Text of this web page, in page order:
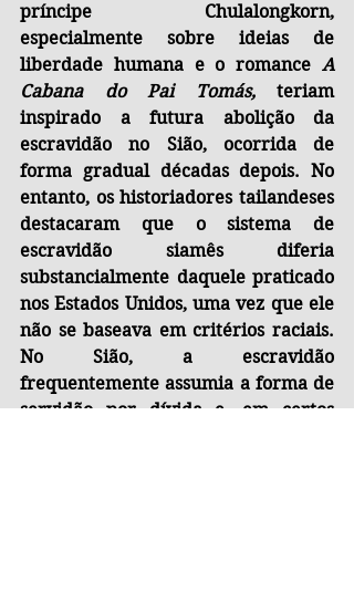
príncipe Chulalongkorn,
especialmente sobre ideias de
liberdade humana e o romance A
Cabana do Pai Tomás, teriam
inspirado a futura abolição da
escravidão no Sião, ocorrida de
forma gradual décadas depois. No
entanto, os historiadores tailandeses
destacaram que o sistema de
escravidão siamês diferia
substancialmente daquele praticado
nos Estados Unidos, uma vez que ele
não se baseava em critérios raciais.
No Sião, a escravidão
frequentemente assumia a forma de
servidão por dívida e, em certos